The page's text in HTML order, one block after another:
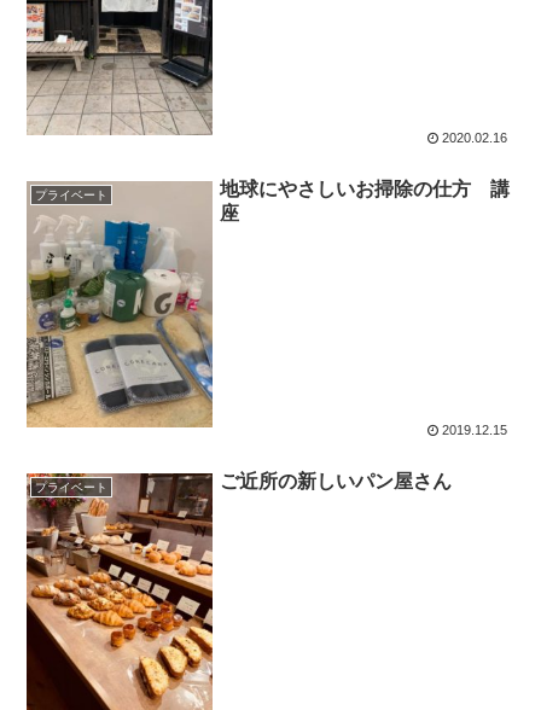
2020.02.16
プライベート
地球にやさしいお掃除の仕方 講
座
2019.12.15
プライベート ご近所の新しいパン屋さん